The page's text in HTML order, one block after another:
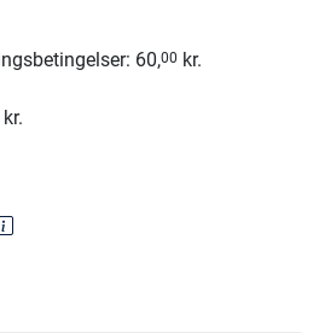
60,00 kr.
kr.